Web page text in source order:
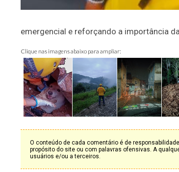
emergencial e reforçando a importância
Clique nas imagens abaixo para ampliar:
O conteúdo de cada comentário é de
propósito do site ou com palavras ofensivas. A
usuários e/ou a terceiros.